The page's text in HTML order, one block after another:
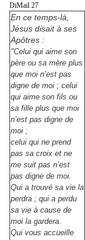
DiMail 27
En ce temps-là,
Jésus disait à ses
Apôtres :
"Celui qui aime son
père ou sa mère plus
que moi n’est pas
digne de moi ; celui
qui aime son fils ou
sa fille plus que moi
n’est pas digne de
moi ;
celui qui ne prend
pas sa croix et ne
me suit pas n’est
pas digne de moi.
Qui a trouvé sa vie la
perdra ; qui a perdu
sa vie à cause de
moi la gardera.
Qui vous accueille